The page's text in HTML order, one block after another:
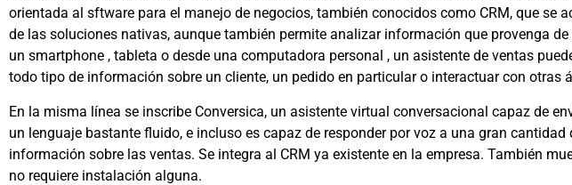
orientada al sftware para el manejo de negocios, también conocidos como CRM, que se
de las soluciones nativas, aunque también permite analizar información que provenga
un smartphone , tableta o desde una computadora personal , un asistente de ventas
todo tipo de información sobre un cliente, un pedido en particular o interactuar con otras
En la misma línea se inscribe Conversica, un asistente virtual conversacional capaz de
un lenguaje bastante fluido, e incluso es capaz de responder por voz a una gran
información sobre las ventas. Se integra al CRM ya existente en la empresa. También
no requiere instalación alguna.